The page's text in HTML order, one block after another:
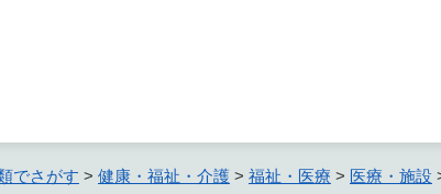
でさがす > 健康・福祉・介護 > 福祉・医療 > 医療・施設